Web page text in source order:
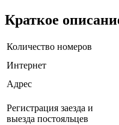
Краткое
Количество номеров
Интернет
Адрес
Регистрация заезда и
выезда постояльцев